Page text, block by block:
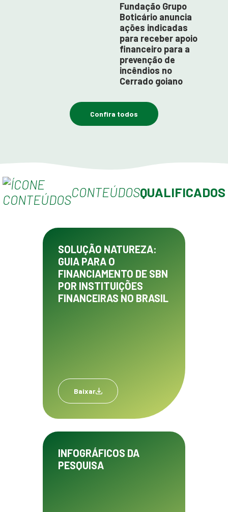
Fundação Grupo
Boticário anuncia
ações indicadas
para receber apoio
financeiro para a
prevenção de
incêndios no
Cerrado goiano
Confira todos
CONTEÚDOSQUALIFICADOS
SOLUÇÃO NATUREZA:
GUIA PARA O
FINANCIAMENTO DE SBN
POR INSTITUIÇÕES
FINANCEIRAS NO BRASIL
Baixar
INFOGRÁFICOS DA
PESQUISA